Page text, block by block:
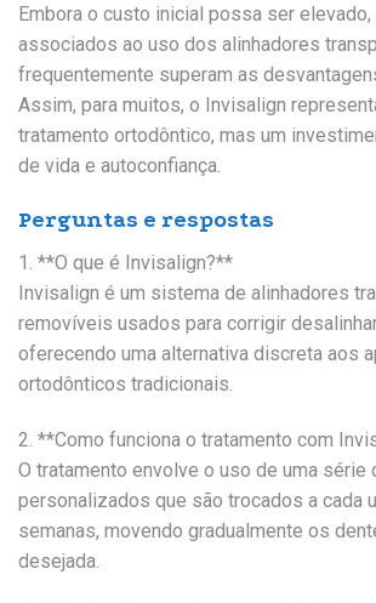
Embora o custo inicial possa ser
associados ao uso dos alinhadores
frequentemente superam as
Assim, para muitos, o Invisalign
tratamento ortodôntico, mas um
de vida e autoconfiança.
Perguntas e respostas
1. **O que é Invisalign?**
Invisalign é um sistema de alinhadores
removíveis usados para corrigir
oferecendo uma alternativa discreta aos
ortodônticos tradicionais.
2. **Como funciona o tratamento com
O tratamento envolve o uso de uma série
personalizados que são trocados a cada
semanas, movendo gradualmente os
desejada.